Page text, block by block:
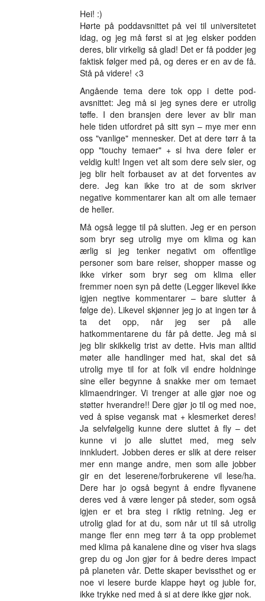
Hei! :)
Hørte på poddavsnittet på vei til universitetet
idag, og jeg må først si at jeg elsker podden
deres, blir virkelig så glad! Det er få podder jeg
faktisk følger med på, og deres er en av de få.
Stå på videre! <3
Angående tema dere tok opp i dette pod-
avsnittet: Jeg må si jeg synes dere er utrolig
tøffe. I den bransjen dere lever av blir man
hele tiden utfordret på sitt syn – mye mer enn
oss "vanlige" mennesker. Det at dere tørr å ta
opp "touchy temaer" + si hva dere føler er
veldig kult! Ingen vet alt som dere selv sier, og
jeg blir helt forbauset av at det forventes av
dere. Jeg kan ikke tro at de som skriver
negative kommentarer kan alt om alle temaer
de heller.
Må også legge til på slutten. Jeg er en person
som bryr seg utrolig mye om klima og kan
ærlig si jeg tenker negativt om offentlige
personer som bare reiser, shopper masse og
ikke virker som bryr seg om klima eller
fremmer noen syn på dette (Legger likevel ikke
igjen negtive kommentarer – bare slutter å
følge de). Likevel skjønner jeg jo at ingen tør å
ta det opp, når jeg ser på alle
hatkommentarene du får på dette. Jeg må si
jeg blir skikkelig trist av dette. Hvis man alltid
møter alle handlinger med hat, skal det så
utrolig mye til for at folk vil endre holdninge
sine eller begynne å snakke mer om temaet
klimaendringer. Vi trenger at alle gjør noe og
støtter hverandre!! Dere gjør jo til og med noe,
ved å spise vegansk mat + klesmerket deres!
Ja selvfølgelig kunne dere sluttet å fly – det
kunne vi jo alle sluttet med, meg selv
innkludert. Jobben deres er slik at dere reiser
mer enn mange andre, men som alle jobber
gir en det leserene/forbrukerene vil lese/ha.
Dere har jo også begynt å endre flyvanene
deres ved å være lenger på steder, som også
igjen er et bra steg i riktig retning. Jeg er
utrolig glad for at du, som når ut til så utrolig
mange fler enn meg tørr å ta opp problemet
med klima på kanalene dine og viser hva slags
grep du og Jon gjør for å bedre deres impact
på planeten vår. Dette skaper bevissthet og er
noe vi lesere burde klappe høyt og juble for,
ikke trykke ned med å si at dere ikke gjør nok.